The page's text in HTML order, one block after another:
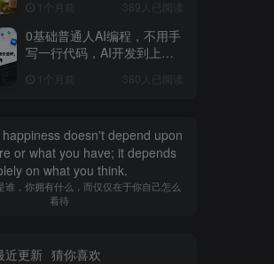
（更新6月）
1个月前 389人已阅读
0基础普通人AI编程，不用手
写一行代码，AI开发到上架
己的软件
1个月前 380人已阅读
doesn't depend upon
or what you have; it depends
on what you think.
谁，你拥有什么，而仅仅在于你自己怎么
看待
近更新 猜你喜欢